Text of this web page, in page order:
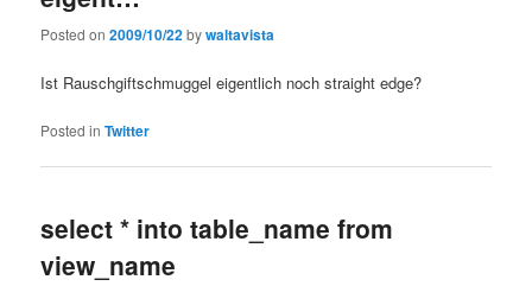
Posted on2009/10/22bywaltavista
Ist Rauschgiftschmuggel eigentlich noch straight edge?
Posted in Twitter
select * into table_name from
view_name